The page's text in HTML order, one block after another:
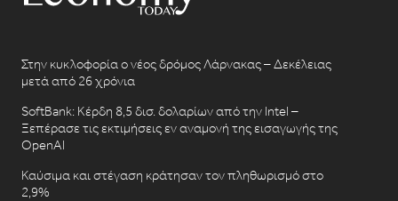
Στην κυκλοφορία ο νέος δρόμος Λάρνακας – Δεκέλειας
μετά από 26 χρόνια
SoftBank: Κέρδη 8,5 δισ. δολαρίων από την Intel –
Ξεπέρασε τις εκτιμήσεις εν αναμονή της εισαγωγής της
OpenAI
Καύσιμα και στέγαση κράτησαν τον πληθωρισμό στο
2,9%